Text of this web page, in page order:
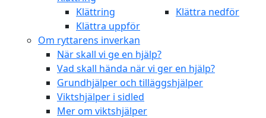
Klättring
Klättra uppför
Klättra nedför
Om ryttarens inverkan
När skall vi ge en hjälp?
Vad skall hända när vi ger en hjälp?
Grundhjälper och tilläggshjälper
Viktshjälper i sidled
Mer om viktshjälper